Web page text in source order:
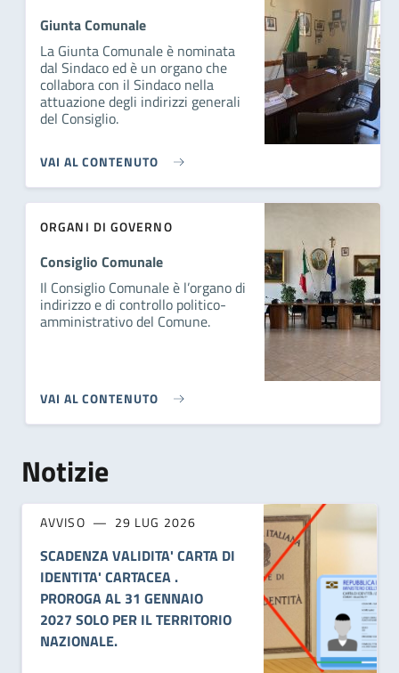
Giunta Comunale
La Giunta Comunale è nominata
dal Sindaco ed è un organo che
collabora con il Sindaco nella
attuazione degli indirizzi generali
del Consiglio.
VAI AL CONTENUTO
ORGANI DI GOVERNO
Consiglio Comunale
Il Consiglio Comunale è l’organo di
indirizzo e di controllo politico-
amministrativo del Comune.
VAI AL CONTENUTO
Notizie
AVVISO 29 LUG 2026
SCADENZA VALIDITA' CARTA DI
IDENTITA' CARTACEA .
PROROGA AL 31 GENNAIO
2027 SOLO PER IL TERRITORIO
NAZIONALE.